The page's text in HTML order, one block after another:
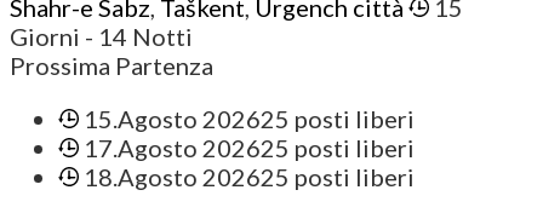
Shahr-e Sabz Taškent Urgench città
15
Giorni - 14 Notti
Prossima Partenza
15.Agosto 202625 posti liberi
17.Agosto 202625 posti liberi
18.Agosto 202625 posti liberi